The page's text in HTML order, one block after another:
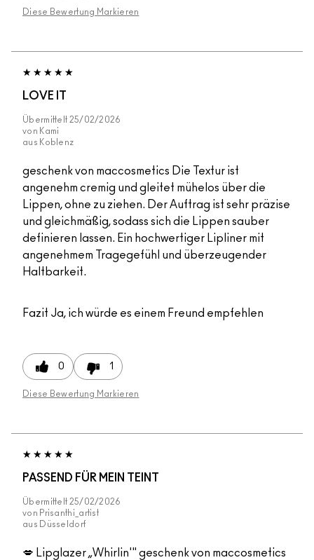
Diese Bewertung Markieren
LOVE IT
Übermittelt 25/02/2026
von Kami
aus Koblenz
geschenk von maccosmetics Die Textur ist
angenehm cremig und gleitet mühelos über die
Lippen, ohne zu ziehen. Der Auftrag ist sehr präzise
und gleichmäßig, sodass sich die Lippen sauber
definieren lassen. Ein hochwertiger Lipliner mit
angenehmem Tragegefühl und überzeugender
Haltbarkeit.
Fazit Ja, ich würde es einem Freund empfehlen
0 1
Diese Bewertung Markieren
PASSEND FÜR MEIN TEINT
Übermittelt 25/02/2026
von Prisanthi_artist
aus
Düsseldorf
💋 Lipglazer „Whirlin'" geschenk von maccosmetics